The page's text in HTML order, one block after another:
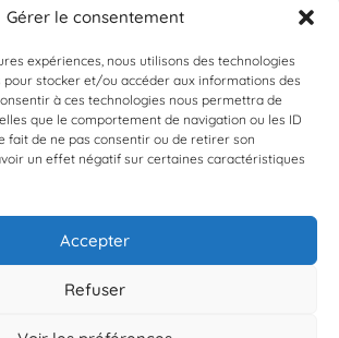
Gérer le consentement
expériences, nous utilisons des technologies
pour stocker et/ou accéder aux informations des
à ces technologies nous permettra de
que le comportement de navigation ou les ID
fait de ne pas consentir ou de retirer son
un effet négatif sur certaines caractéristiques
Accepter
Refuser
À propos de BioLit
Vos données d'observation
Ressources
Résultats du programme
Contacts
À LA NEWSLETTER
pas encore inscrit à Biolit ?
vous dès maintenant